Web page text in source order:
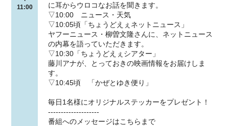
11:00
に耳からウロコなお話を聞きます。
▽10:00 ニュース・天気
▽10:05頃「ちょうどえぇネットニュース」
ヤフーニュース・柳曽文隆さんに、ネットニュース
の内幕を語っていただきます。
▽10:30「ちょうどえぇシアター」
藤川アナが、とっておきの映画情報をお届けしま
す。
▽10:45頃 「かぜとゆき便り」
毎日1名様にオリジナルステッカーをプレゼント！
--------------------
番組へのメッセージはこちらまで